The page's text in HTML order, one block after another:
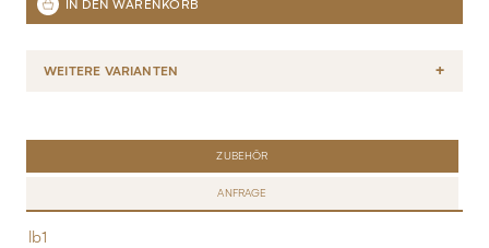
WEITERE VARIANTEN
ZUBEHÖR
ANFRAGE
lb1